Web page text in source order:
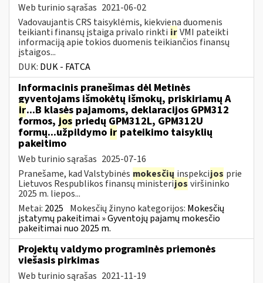
Web turinio sąrašas 2021-06-02
Vadovaujantis CRS taisyklėmis, kiekviena duomenis
teikianti finansų įstaiga privalo rinkti irVMI pateikti
informaciją apie tokios duomenis teikiančios finansų
įstaigos...
DUK: DUK - FATCA
Informacinis pranešimas dėl Metinės
gyventojams išmokėtų išmokų, priskiriamų A
ir...B klasės pajamoms, deklaracijos GPM312
formos, jos priedų GPM312L, GPM312U
formų...užpildymo ir pateikimo taisyklių
pakeitimo
Web turinio sąrašas 2025-07-16
Pranešame, kad Valstybinės mokesčių inspekcijos prie
Lietuvos Respublikos finansų ministerijos viršininko
2025 m. liepos...
Metai: 2025 Mokesčių žinyno kategorijos: Mokesčių
įstatymų pakeitimai » Gyventojų pajamų mokesčio
pakeitimai nuo 2025 m.
Projektų valdymo programinės priemonės
viešasis pirkimas
Web turinio sąrašas 2021-11-19